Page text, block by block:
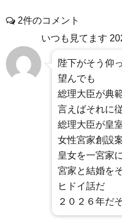
2件のコメント
いつも見てます
陛下がそう仰
望んでも
総理大臣が典
言えばそれに
総理大臣が皇
女性宮家創設
皇女を一宮家
宮家と結婚を
ヒドイ話だ
２０２６年だ